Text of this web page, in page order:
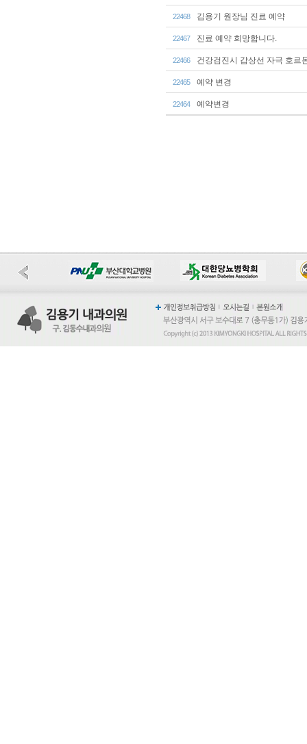
22468 김용기 원장님 진료 예약
22467 진료 예약 희망합니다.
22466 건강검진시 갑상선 자극 호르
22465 예약 변경
22464 예약변경